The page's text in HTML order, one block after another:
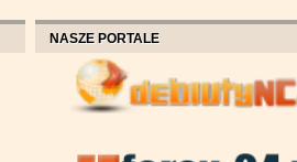
NASZE PORTALE